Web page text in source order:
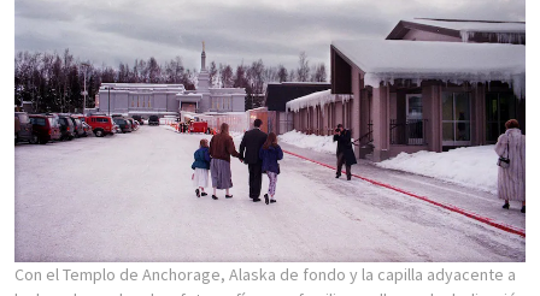
Con el Templo de Anchorage, Alaska de fondo y la capilla adyacente a